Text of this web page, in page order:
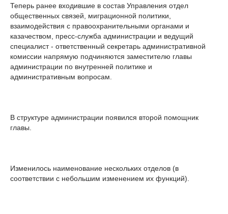
Теперь ранее входившие в состав Управления отдел
общественных связей, миграционной политики,
взаимодействия с правоохранительными органами и
казачеством, пресс-служба администрации и ведущий
специалист - ответственный секретарь административной
комиссии напрямую подчиняются заместителю главы
администрации по внутренней политике и
административным вопросам.
В структуре администрации появился второй помощник
главы.
Изменилось наименование нескольких отделов (в
соответствии с небольшим изменением их функций).